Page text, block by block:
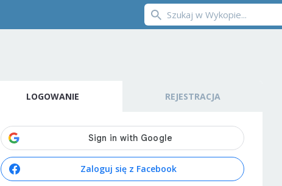
LOGOWANIE REJESTRACJA
Zaloguj się z Facebook